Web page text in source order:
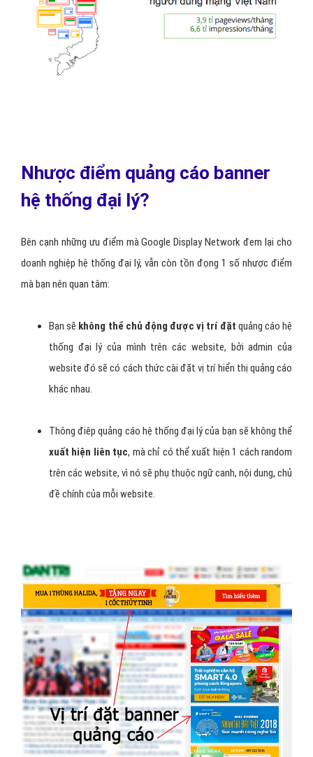
Nhược điểm quảng cáo banner
hệ thống đại lý?
Bên cạnh những ưu điểm mà Google Display Network đem lại cho
doanh nghiệp hệ thống đại lý, vẫn còn tồn đọng 1 số nhược điểm
mà bạn nên quan tâm:
Bạn sẽ không thể chủ động được vị trí đặt quảng cáo hệ
thống đại lý của mình trên các website, bởi admin của
website đó sẽ có cách thức cài đặt vị trí hiển thị quảng cáo
khác nhau.
Thông điêp quảng cáo hệ thống đại lý của bạn sẽ không thể
xuất hiện liên tục, mà chỉ có thể xuất hiện 1 cách random
trên các website, vì nó sẽ phụ thuộc ngữ canh, nội dung, chủ
đề chính của mỗi website.